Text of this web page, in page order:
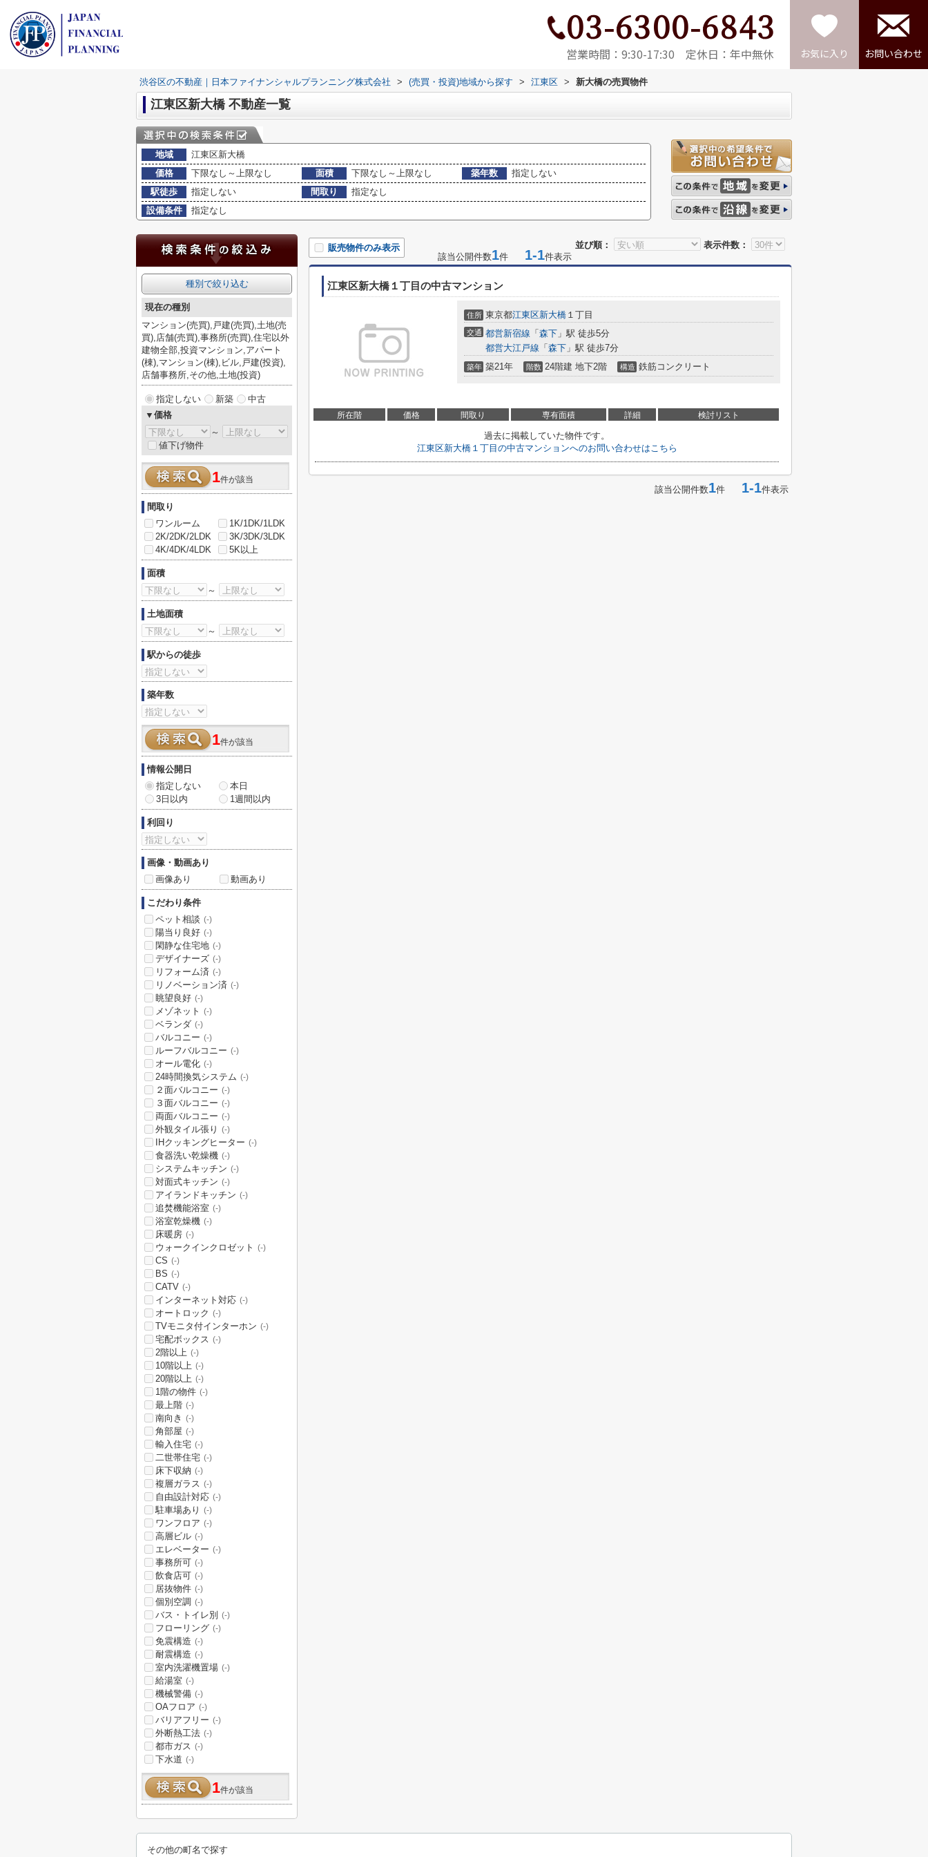
03-6300-6843
営業時間：9:30-17:30 定休日：年中無休 お気に入り お問い合わせ
渋谷区の不動産｜日本ファイナンシャルプランニング株式会社 > (売買・投資)地域から探す > 江東区 > 新大橋の売買物件
江東区新大橋 不動産一覧
地域
江東区新大橋
価格
下限なし～上限なし 面積 下限なし～上限なし 築年数
指定しない
駅徒歩
指定しない 間取り
指定なし
設備条件
指定なし
並び順： 表示件数：
販売物件のみ表示
該当公開件数1件 1-1件表示
江東区新大橋１丁目の中古マンション
住所 東京都江東区新大橋 １丁目
交通 都営新宿線 「 森下 」駅 徒歩5分
都営大江戸線 「 森下 」駅 徒歩7分
築年 築21年 階数 24階建 地下2階 構造 鉄筋コンクリート
所在階 価格 間取り 専有面積 詳細 検討リスト
過去に掲載していた物件です。
江東区新大橋１丁目の中古マンションへのお問い合わせはこちら
該当公開件数1件 1-1件表示
種別で絞り込む
現在の種別
マンション(売買),戸建(売買),土地(売
買),店舗(売買),事務所(売買),住宅以外
建物全部,投資マンション,アパート
(棟),マンション(棟),ビル,戸建(投資),
店舗事務所,その他,土地(投資)
指定しない 新築
中古
▼価格
～
値下げ物件
1件が該当
間取り
ワンルーム
1K/1DK/1LDK
2K/2DK/2LDK
3K/3DK/3LDK
4K/4DK/4LDK
5K以上
面積
～
土地面積
～
駅からの徒歩
築年数
1件が該当
情報公開日
指定しない
本日
3日以内
1週間以内
利回り
画像・動画あり
画像あり
動画あり
こだわり条件
ペット相談 (-)
陽当り良好 (-)
閑静な住宅地 (-)
デザイナーズ (-)
リフォーム済 (-)
リノベーション済 (-)
眺望良好 (-)
メゾネット (-)
ベランダ (-)
バルコニー (-)
ルーフバルコニー (-)
オール電化 (-)
24時間換気システム (-)
２面バルコニー (-)
３面バルコニー (-)
両面バルコニー (-)
外観タイル張り (-)
IHクッキングヒーター (-)
食器洗い乾燥機 (-)
システムキッチン (-)
対面式キッチン (-)
アイランドキッチン (-)
追焚機能浴室 (-)
浴室乾燥機 (-)
床暖房 (-)
ウォークインクロゼット (-)
CS (-)
BS (-)
CATV (-)
インターネット対応 (-)
オートロック (-)
TVモニタ付インターホン (-)
宅配ボックス (-)
2階以上 (-)
10階以上 (-)
20階以上 (-)
1階の物件 (-)
最上階 (-)
南向き (-)
角部屋 (-)
輸入住宅 (-)
二世帯住宅 (-)
床下収納 (-)
複層ガラス (-)
自由設計対応 (-)
駐車場あり (-)
ワンフロア (-)
高層ビル (-)
エレベーター (-)
事務所可 (-)
飲食店可 (-)
居抜物件 (-)
個別空調 (-)
バス・トイレ別 (-)
フローリング (-)
免震構造 (-)
耐震構造 (-)
室内洗濯機置場 (-)
給湯室 (-)
機械警備 (-)
OAフロア (-)
バリアフリー (-)
外断熱工法 (-)
都市ガス (-)
下水道 (-)
1件が該当
その他の町名で探す